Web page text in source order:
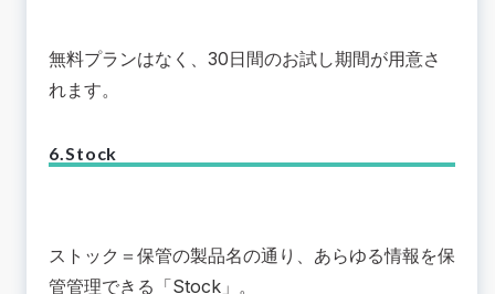
無料プランはなく、30日間のお試し期間が用意さ
れます。
6.Stock
ストック＝保管の製品名の通り、あらゆる情報を保
管管理できる「Stock 」。